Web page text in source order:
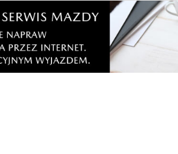
czemu się nie zatrzymał :-)